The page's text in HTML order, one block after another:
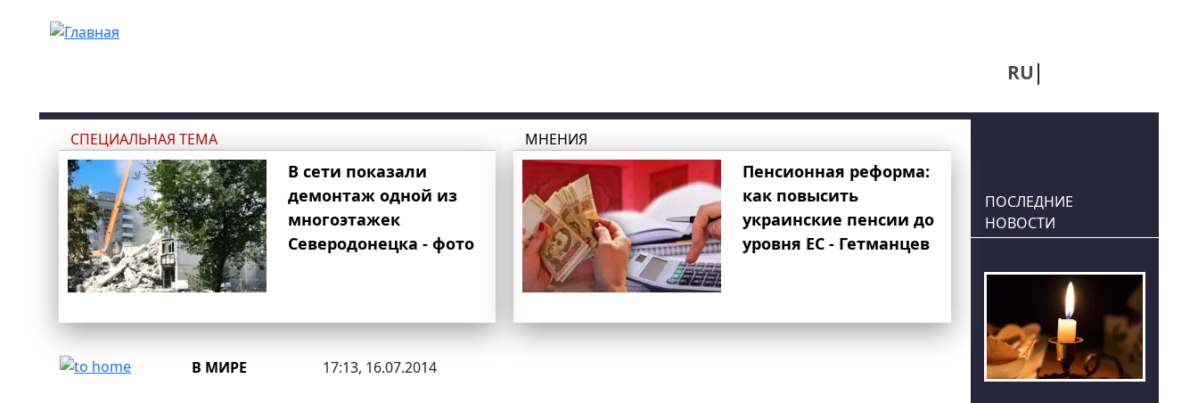
RU
СПЕЦИАЛЬНАЯ ТЕМА
В сети показали
демонтаж одной из
многоэтажек
Северодонецка - фото
МНЕНИЯ
Пенсионная реформа:
как повысить
украинские пенсии до
уровня ЕС - Гетманцев
В МИРЕ 17:13, 16.07.2014
ПОСЛЕДНИЕ
НОВОСТИ